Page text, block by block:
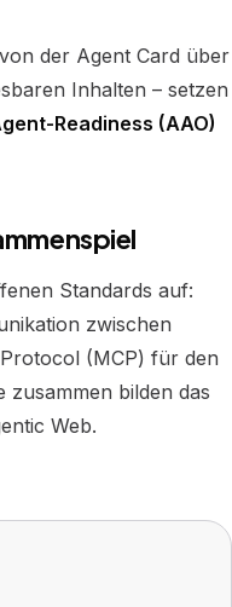
der Agent Card über
Inhalten – setzen
Readiness (AAO)
Standards auf:
zwischen
(MCP) für den
zusammen bilden das
Web.